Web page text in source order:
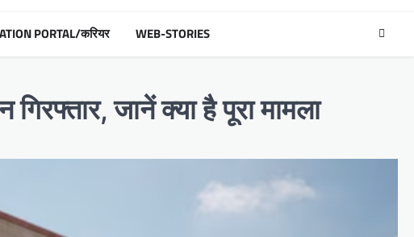
PORTAL/करियर WEB-STORIES
जानें क्या है पूरा मामला